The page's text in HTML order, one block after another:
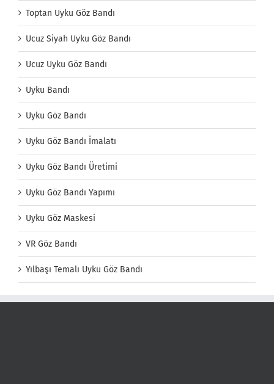
Toptan Uyku Göz Bandı
Ucuz Siyah Uyku Göz Bandı
Ucuz Uyku Göz Bandı
Uyku Bandı
Uyku Göz Bandı
Uyku Göz Bandı İmalatı
Uyku Göz Bandı Üretimi
Uyku Göz Bandı Yapımı
Uyku Göz Maskesi
VR Göz Bandı
Yılbaşı Temalı Uyku Göz Bandı